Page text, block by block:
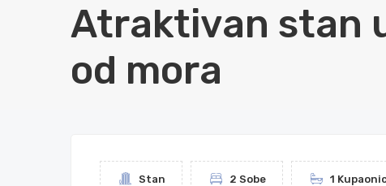
Atraktivan stan
od mora
Stan 2 Sobe 1